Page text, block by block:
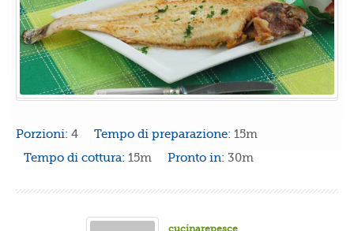
Porzioni: 4 Tempo di preparazione: 15m
Tempo di cottura: 15m Pronto in: 30m